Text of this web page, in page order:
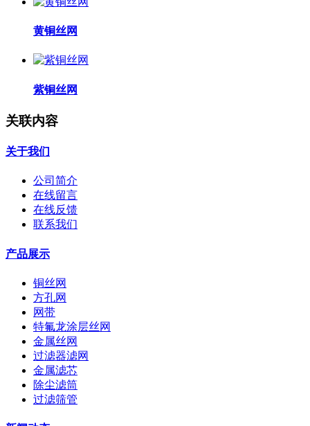
黄铜丝网
紫铜丝网
关联内容
关于我们
公司简介
在线留言
在线反馈
联系我们
产品展示
铜丝网
方孔网
网带
特氟龙涂层丝网
金属丝网
过滤器滤网
金属滤芯
除尘滤筒
过滤筛管